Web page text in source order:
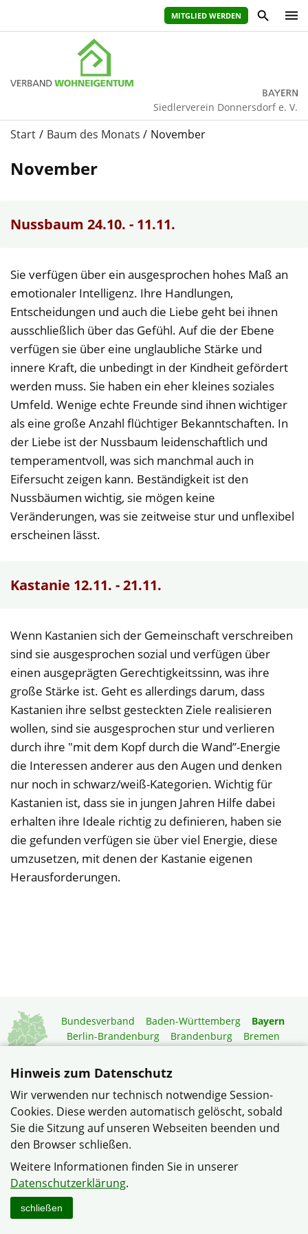
MITGLIED WERDEN
Siedlerverein Donnersdorf e. V.
Start Baum des Monats November
November
Nussbaum 24.10. - 11.11.
Sie verfügen über ein ausgesprochen hohes Maß an
emotionaler Intelligenz. Ihre Handlungen,
Entscheidungen und auch die Liebe geht bei ihnen
ausschließlich über das Gefühl. Auf die der Ebene
verfügen sie über eine unglaubliche Stärke und
innere Kraft, die unbedingt in der Kindheit gefördert
werden muss. Sie haben ein eher kleines soziales
Umfeld. Wenige echte Freunde sind ihnen wichtiger
als eine große Anzahl flüchtiger Bekanntschaften. In
der Liebe ist der Nussbaum leidenschaftlich und
temperamentvoll, was sich manchmal auch in
Eifersucht zeigen kann. Beständigkeit ist den
Nussbäumen wichtig, sie mögen keine
Veränderungen, was sie zeitweise stur und unflexibel
erscheinen lässt.
Kastanie 12.11. - 21.11.
Wenn Kastanien sich der Gemeinschaft verschreiben
sind sie ausgesprochen sozial und verfügen über
einen ausgeprägten Gerechtigkeitssinn, was ihre
große Stärke ist. Geht es allerdings darum, dass
Kastanien ihre selbst gesteckten Ziele realisieren
wollen, sind sie ausgesprochen stur und verlieren
durch ihre "mit dem Kopf durch die Wand”-Energie
die Interessen anderer aus den Augen und denken
nur noch in schwarz/weiß-Kategorien. Wichtig für
Kastanien ist, dass sie in jungen Jahren Hilfe dabei
erhalten ihre Ideale richtig zu definieren, haben sie
die gefunden verfügen sie über viel Energie, diese
umzusetzen, mit denen der Kastanie eigenen
Herausforderungen.
Bundesverband Baden-Württemberg
Bayern
Berlin-Brandenburg
Brandenburg
Bremen
Niedersachsen
Rheinland-Pfalz
Saarland
Sachsen-Anhalt
Schleswig-Holstein
Thüringen
Mitgliedermagazin
Gartenberatung
© Siedlerverein Donnersdorf e. V. im Verband Wohneigentum
Datenschutzerklärung
Hinweis zum Datenschutz
Wir verwenden nur technisch notwendige Session-
Cookies. Diese werden automatisch gelöscht, sobald
Sie die Sitzung auf unseren Webseiten beenden und
den Browser schließen.
Weitere Informationen finden Sie in unserer
Datenschutzerklärung.
schließen